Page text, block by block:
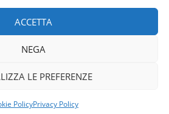
ACCETTA
NEGA
LE PREFERENZE
PolicyPrivacy Policy
da:Coopyleft